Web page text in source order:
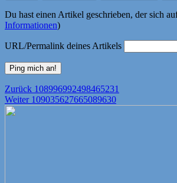
Du hast einen Artikel geschrieben, der sich
Informationen)
URL/Permalink deines Artikels
Beitragsnavigation
Zurück Vorheriger
Beitrag:
108996992498465231
Weiter Nächster
109035627665089630